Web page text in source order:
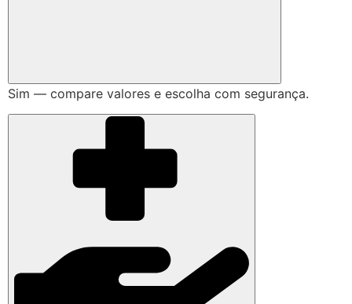
Sim — compare valores e escolha com segurança.